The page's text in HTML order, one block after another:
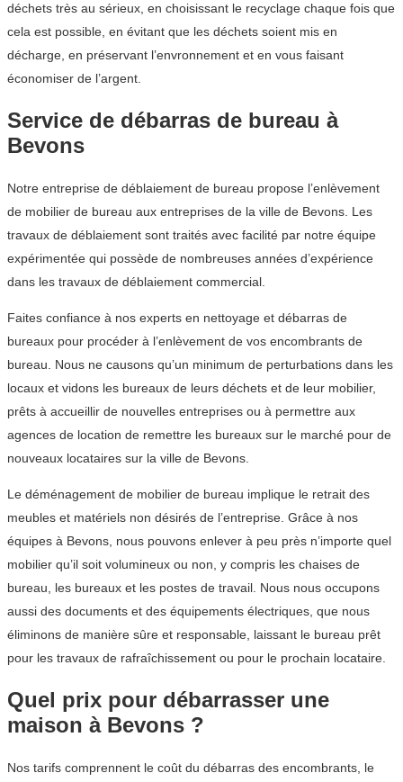
déchets très au sérieux, en choisissant le recyclage chaque fois que
cela est possible, en évitant que les déchets soient mis en
décharge, en préservant l’envronnement et en vous faisant
économiser de l’argent.
Service de débarras de bureau à
Bevons
Notre entreprise de déblaiement de bureau propose l’enlèvement
de mobilier de bureau aux entreprises de la ville de Bevons. Les
travaux de déblaiement sont traités avec facilité par notre équipe
expérimentée qui possède de nombreuses années d’expérience
dans les travaux de déblaiement commercial.
Faites confiance à nos experts en nettoyage et débarras de
bureaux pour procéder à l’enlèvement de vos encombrants de
bureau. Nous ne causons qu’un minimum de perturbations dans les
locaux et vidons les bureaux de leurs déchets et de leur mobilier,
prêts à accueillir de nouvelles entreprises ou à permettre aux
agences de location de remettre les bureaux sur le marché pour de
nouveaux locataires sur la ville de Bevons.
Le déménagement de mobilier de bureau implique le retrait des
meubles et matériels non désirés de l’entreprise. Grâce à nos
équipes à Bevons, nous pouvons enlever à peu près n’importe quel
mobilier qu’il soit volumineux ou non, y compris les chaises de
bureau, les bureaux et les postes de travail. Nous nous occupons
aussi des documents et des équipements électriques, que nous
éliminons de manière sûre et responsable, laissant le bureau prêt
pour les travaux de rafraîchissement ou pour le prochain locataire.
Quel prix pour débarrasser une
maison à Bevons ?
Nos tarifs comprennent le coût du débarras des encombrants, le